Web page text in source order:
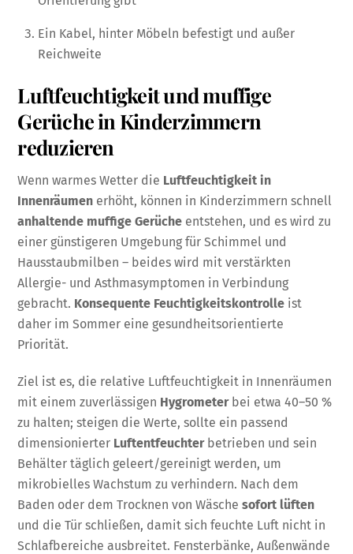
Ein Kabel, hinter Möbeln befestigt und außer
Reichweite
Luftfeuchtigkeit und muffige
Gerüche in Kinderzimmern
reduzieren
Wenn warmes Wetter die Luftfeuchtigkeit in
Innenräumen erhöht, können in Kinderzimmern schnell
anhaltende muffige Gerüche entstehen, und es wird zu
einer günstigeren Umgebung für Schimmel und
Hausstaubmilben – beides wird mit verstärkten
Allergie- und Asthmasymptomen in Verbindung
gebracht. Konsequente Feuchtigkeitskontrolle ist
daher im Sommer eine gesundheitsorientierte
Priorität.
Ziel ist es, die relative Luftfeuchtigkeit in Innenräumen
mit einem zuverlässigen Hygrometerbei etwa 40–50 %
zu halten; steigen die Werte, sollte ein passend
dimensionierter Luftentfeuchterbetrieben und sein
Behälter täglich geleert/gereinigt werden, um
mikrobielles Wachstum zu verhindern. Nach dem
Baden oder dem Trocknen von Wäschesofort lüften
und die Tür schließen, damit sich feuchte Luft nicht in
Schlafbereiche ausbreitet. Fensterbänke, Außenwände